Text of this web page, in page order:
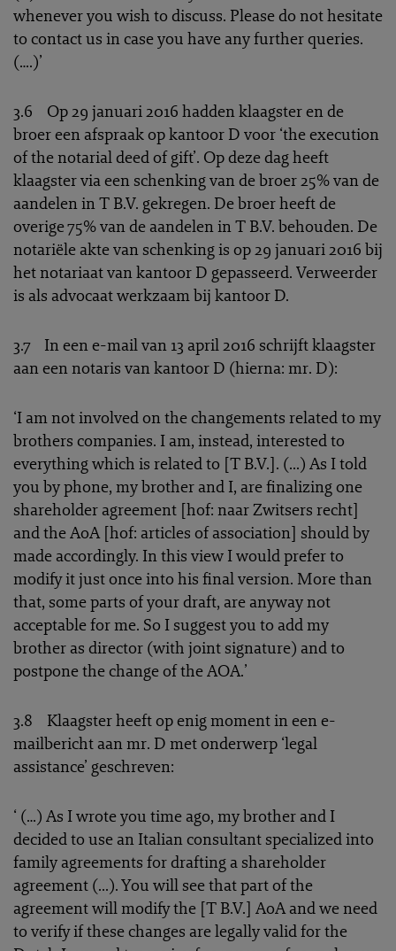
whenever you wish to discuss. Please do not hesitate
to contact us in case you have any further queries.
(….)’
3.6 Op 29 januari 2016 hadden klaagster en de
broer een afspraak op kantoor D voor ‘the execution
of the notarial deed of gift’. Op deze dag heeft
klaagster via een schenking van de broer 25% van de
aandelen in T B.V. gekregen. De broer heeft de
overige 75% van de aandelen in T B.V. behouden. De
notariële akte van schenking is op 29 januari 2016 bij
het notariaat van kantoor D gepasseerd. Verweerder
is als advocaat werkzaam bij kantoor D.
3.7 In een e-mail van 13 april 2016 schrijft klaagster
aan een notaris van kantoor D (hierna: mr. D):
‘I am not involved on the changements related to my
brothers companies. I am, instead, interested to
everything which is related to [T B.V.]. (...) As I told
you by phone, my brother and I, are finalizing one
shareholder agreement [hof: naar Zwitsers recht]
and the AoA [hof: articles of association] should by
made accordingly. In this view I would prefer to
modify it just once into his final version. More than
that, some parts of your draft, are anyway not
acceptable for me. So I suggest you to add my
brother as director (with joint signature) and to
postpone the change of the AOA.’
3.8 Klaagster heeft op enig moment in een e-
mailbericht aan mr. D met onderwerp ‘legal
assistance’ geschreven:
‘ (…) As I wrote you time ago, my brother and I
decided to use an Italian consultant specialized into
family agreements for drafting a shareholder
agreement (...). You will see that part of the
agreement will modify the [T B.V.] AoA and we need
to verify if these changes are legally valid for the